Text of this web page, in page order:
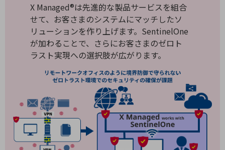
キーワードで探す
モバイルTOP
法人向けスマホ・携帯に関する、
おすすめの機種、料金やサービスをご紹介
タフネススマートフォン
データ通信製品
ドコモケータイ
X Managed®は先進的な製品サービスを組合
せて、お客さまのシステムにマッチしたソ
リューションを作り上げます。SentinelOne
が加わることで、さらにお客さまのゼロト
ラスト実現への選択肢が広がります。